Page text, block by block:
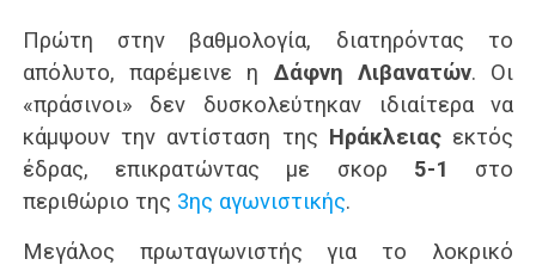
Πρώτη στην βαθμολογία, διατηρόντας το
απόλυτο, παρέμεινε η Δάφνη Λιβανατών. Οι
«πράσινοι» δεν δυσκολεύτηκαν ιδιαίτερα να
κάμψουν την αντίσταση της Ηράκλειαςεκτός
έδρας, επικρατώντας με σκορ 5-1
στο
περιθώριο της 3ης αγωνιστικής.
Μεγάλος πρωταγωνιστής για το λοκρικό